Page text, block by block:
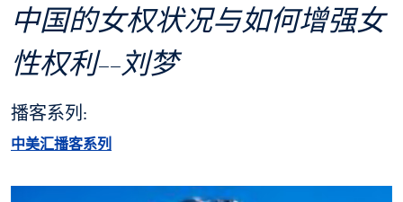
中国的女权状况与如何增强女
性权利--刘梦
播客系列:
中美汇播客系列